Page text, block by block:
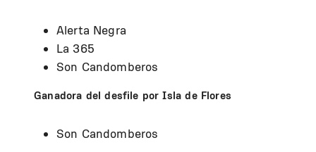
Alerta Negra
La 365
Son Candomberos
Ganadora del desfile por Isla de Flores
Son Candomberos